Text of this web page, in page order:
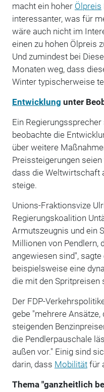
macht ein hoher Ölpreis
interessanter, was für
wäre auch nicht im
einen zu hohen Ölpreis
Und zumindest bei
Monaten weg, dass
Winter typischerweise
Entwicklung unter
Ein Regierungssprecher
beobachte die
über weitere
Preissteigerungen
dass die Weltwirtschaft
steige.
Unions-Fraktionsvize
Regierungskoalition
Armutszeugnis und ein
Millionen von Pendlern,
angewiesen sind",
beispielsweise eine
die mit den Spritpreisen
Der FDP-
gebe "mehrere
steigenden
die Pendlerpauschale
außen vor." Einig sind
darin, dass Mobilitätfür
Thema "ganzheitlich